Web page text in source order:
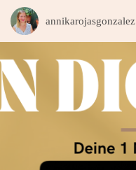
annikarojasgonzalez